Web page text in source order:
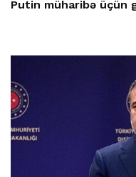
Putin müharibə üçün